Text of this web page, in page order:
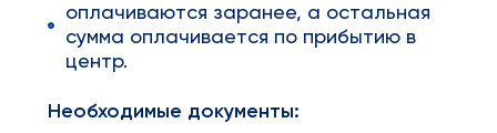
оплачиваются заранее, а остальная
сумма оплачивается по прибытию в
центр.
Необходимые документы: